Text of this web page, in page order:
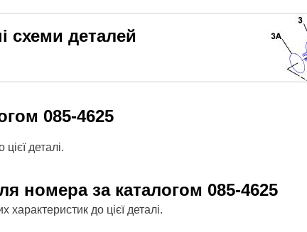
схеми деталей
085-4625
деталі.
номера за каталогом 085-4625
до цієї деталі.